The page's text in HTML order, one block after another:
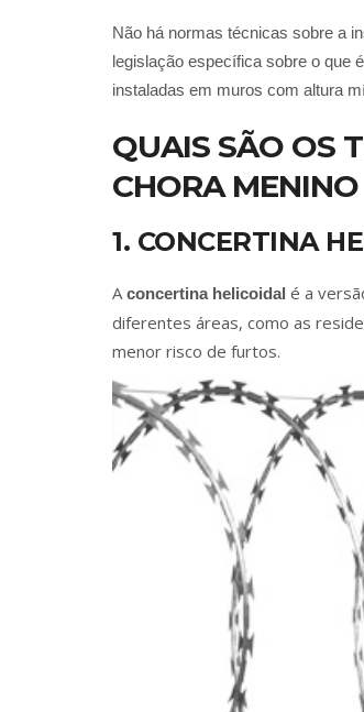
Não há normas técnicas sobre a
legislação específica sobre o que
instaladas em muros com altura
QUAIS SÃO OS
CHORA MENINO
1. CONCERTINA
Aconcertina helicoidal é a
diferentes áreas, como as
menor risco de furtos.